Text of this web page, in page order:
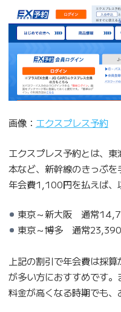
画像： エクスプレス予約
エクスプレス予約とは、
本など、新幹線のきっぷを
年会費1,100円を払えば、
東京～新大阪 通常
東京～博多 通常
上記の割引で年会費は採
が多い方におすすめです
料金が高くなる時期でも、